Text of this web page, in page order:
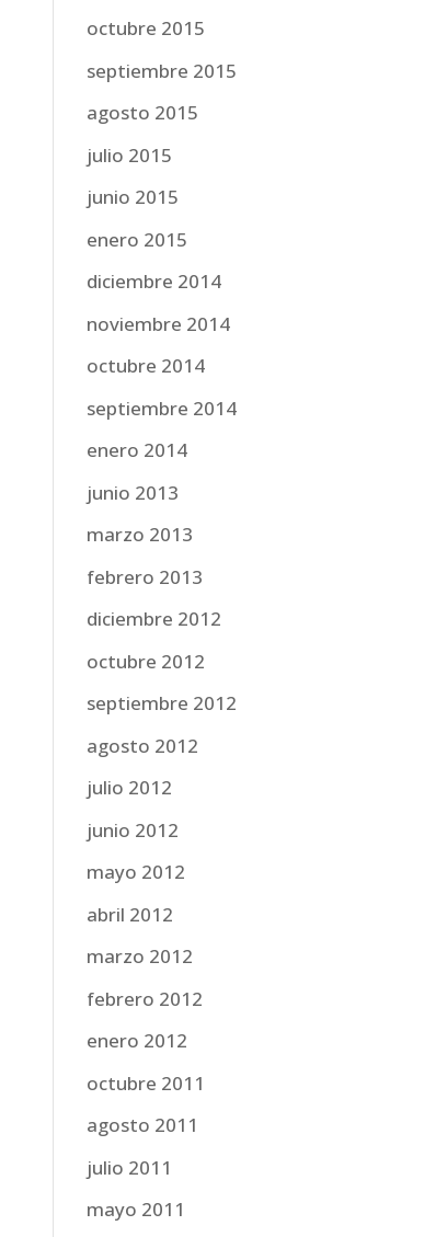
octubre 2015
septiembre 2015
agosto 2015
julio 2015
junio 2015
enero 2015
diciembre 2014
noviembre 2014
octubre 2014
septiembre 2014
enero 2014
junio 2013
marzo 2013
febrero 2013
diciembre 2012
octubre 2012
septiembre 2012
agosto 2012
julio 2012
junio 2012
mayo 2012
abril 2012
marzo 2012
febrero 2012
enero 2012
octubre 2011
agosto 2011
julio 2011
mayo 2011